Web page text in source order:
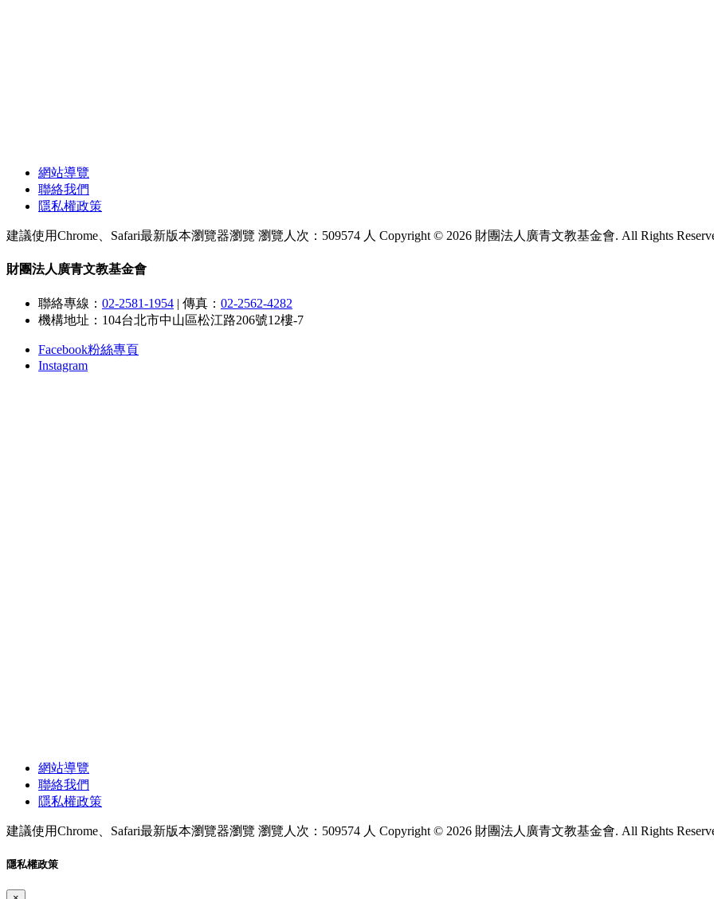
網站導覽
聯絡我們
隱私權政策
建議使用Chrome、Safari最新版本瀏覽器瀏覽 瀏覽人次：509574 人 Copyright © 2026 財團法人廣青文教基金會. All Rights
財團法人廣青文教基金會
聯絡專線： 02-2581-1954 | 傳真： 02-2562-4282
機構地址：104台北市中山區松江路206號12樓-7
Facebook粉絲專頁
Instagram
網站導覽
聯絡我們
隱私權政策
建議使用Chrome、Safari最新版本瀏覽器瀏覽 瀏覽人次：509574 人 Copyright © 2026 財團法人廣青文教基金會. All Rights
隱私權政策